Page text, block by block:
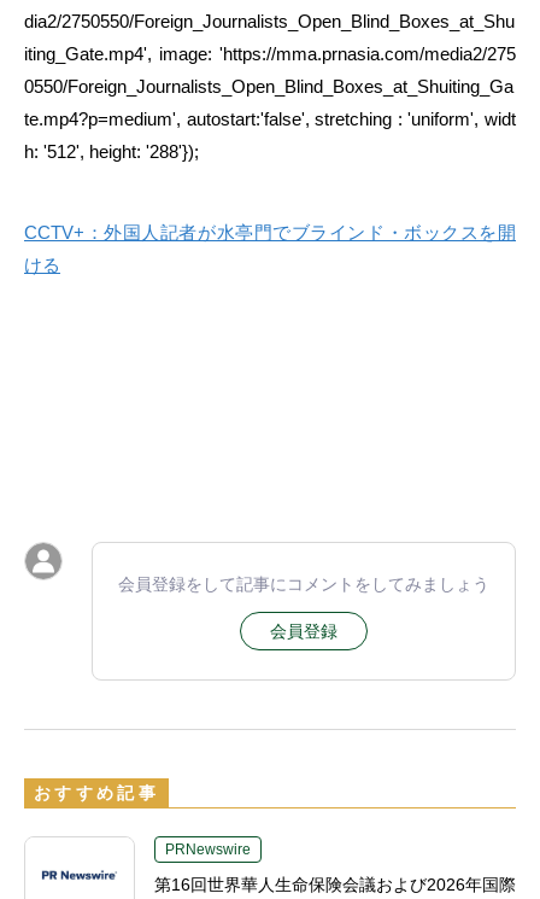
dia2/2750550/Foreign_Journalists_Open_Blind_Boxes_at_Shu
iting_Gate.mp4', image: 'https://mma.prnasia.com/media2/275
0550/Foreign_Journalists_Open_Blind_Boxes_at_Shuiting_Ga
te.mp4?p=medium', autostart:'false', stretching : 'uniform', widt
h: '512', height: '288'});
CCTV+：外国人記者が水亭門でブラインド・ボックスを開
ける
会員登録をして記事にコメントをしてみましょう
会員登録
おすすめ記事
PRNewswire
第16回世界華人生命保険会議および2026年国際